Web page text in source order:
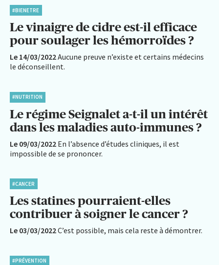
#BIENETRE
Le vinaigre de cidre est-il efficace
pour soulager les hémorroïdes ?
Le 14/03/2022Aucune preuve n’existe et certains médecins
le déconseillent.
#NUTRITION
Le régime Seignalet a-t-il un intérêt
dans les maladies auto-immunes ?
Le 09/03/2022 En l’absence d’études cliniques, il est
impossible de se prononcer.
#CANCER
Les statines pourraient-elles
contribuer à soigner le cancer ?
Le 03/03/2022C’est possible, mais cela reste à démontrer.
#PRÉVENTION